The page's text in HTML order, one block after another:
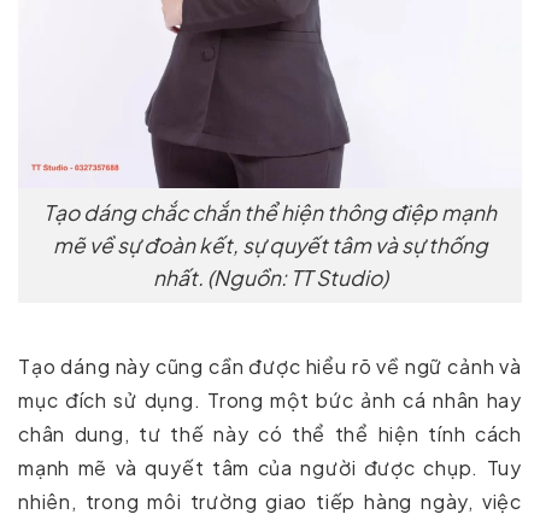
Tạo dáng chắc chắn thể hiện thông điệp mạnh
mẽ về sự đoàn kết, sự quyết tâm và sự thống
nhất. (Nguồn: TT Studio)
Tạo dáng này cũng cần được hiểu rõ về ngữ cảnh và
mục đích sử dụng. Trong một bức ảnh cá nhân hay
chân dung, tư thế này có thể thể hiện tính cách
mạnh mẽ và quyết tâm của người được chụp. Tuy
nhiên, trong môi trường giao tiếp hàng ngày, việc